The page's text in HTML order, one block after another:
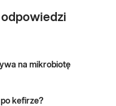
na mikrobiotę
kefirze?